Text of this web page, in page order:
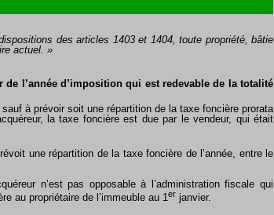
des articles 1403 et 1404, toute propriété, bâtie
actuel. »
de l’année d’imposition qui est redevable de la totalité
à prévoir soit une répartition de la taxe foncière prorata
la taxe foncière est due par le vendeur, qui était
une répartition de la taxe foncière de l’année, entre le
n’est pas opposable à l’administration fiscale qui
au propriétaire de l’immeuble au 1 er janvier.